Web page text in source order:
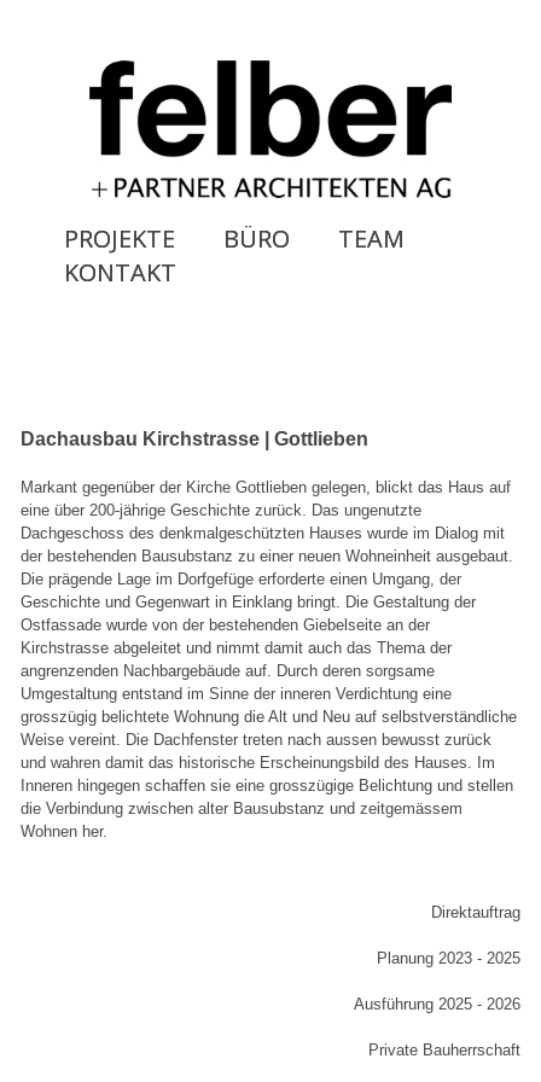
PROJEKTE BÜRO
TEAM
KONTAKT
Dachausbau Kirchstrasse | Gottlieben
Markant gegenüber der Kirche Gottlieben gelegen, blickt das Haus auf
eine über 200-jährige Geschichte zurück. Das ungenutzte
Dachgeschoss des denkmalgeschützten Hauses wurde im Dialog mit
der bestehenden Bausubstanz zu einer neuen Wohneinheit ausgebaut.
Die prägende Lage im Dorfgefüge erforderte einen Umgang, der
Geschichte und Gegenwart in Einklang bringt. Die Gestaltung der
Ostfassade wurde von der bestehenden Giebelseite an der
Kirchstrasse abgeleitet und nimmt damit auch das Thema der
angrenzenden Nachbargebäude auf. Durch deren sorgsame
Umgestaltung entstand im Sinne der inneren Verdichtung eine
grosszügig belichtete Wohnung die Alt und Neu auf selbstverständliche
Weise vereint. Die Dachfenster treten nach aussen bewusst zurück
und wahren damit das historische Erscheinungsbild des Hauses. Im
Inneren hingegen schaffen sie eine grosszügige Belichtung und stellen
die Verbindung zwischen alter Bausubstanz und zeitgemässem
Wohnen her.
Direktauftrag
Planung 2023 - 2025
Ausführung 2025 - 2026
Private Bauherrschaft